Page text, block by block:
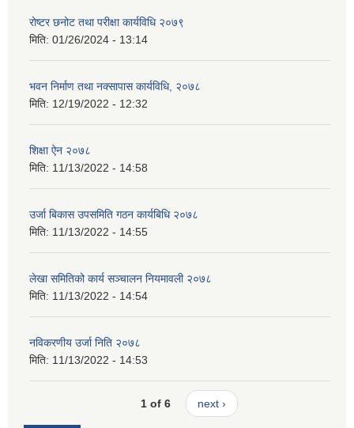
रोष्टर छनोट तथा परीक्षा कार्यविधि २०७९
मिति: 01/26/2024 - 13:14
भवन निर्माण तथा नक्सापास कार्यविधि, २०७८
मिति: 12/19/2022 - 12:32
शिक्षा ऐन २०७८
मिति: 11/13/2022 - 14:58
उर्जा बिकास उपसमिति गठन कार्यबिधि २०७८
मिति: 11/13/2022 - 14:55
लेखा समितिको कार्य सञ्चालन नियमावली २०७८
मिति: 11/13/2022 - 14:54
नविकरणीय उर्जा निति २०७८
मिति: 11/13/2022 - 14:53
1 of 6 next ›